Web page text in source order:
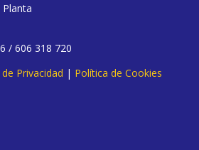
Planta
/ 606 318 720
Privacidad | Política de Cookies